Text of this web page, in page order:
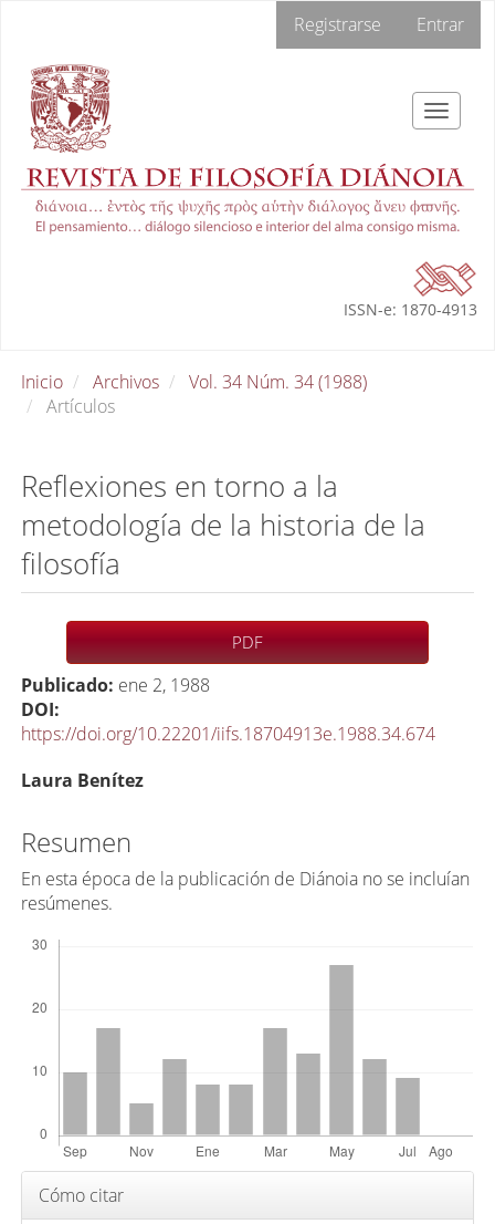
Contenido
principal
Barra
lateral
Registrarse Entrar
Toggle
ISSN-e: 1870-4913
Inicio Archivos
Vol. 34 Núm. 34 (1988)
Artículos
Reflexiones en torno a la
metodología de la historia de la
filosofía
Barra
lateral
del
artículo
PDF
Publicado: ene 2, 1988
DOI:
https://doi.org/10.22201/iifs.18704913e.1988.34.674
C
n
t
e
o
i
p
Laura Benítez
Resumen
En esta época de la publicación de Diánoia no se incluían
resúmenes.
Detalles
delCómo citar